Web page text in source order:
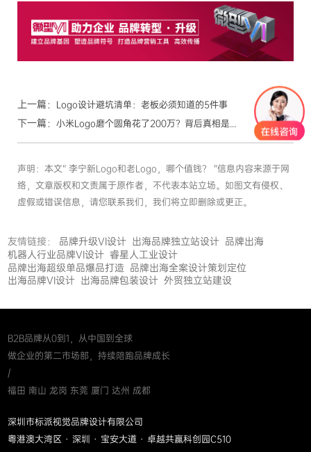
上一篇： Logo设计避坑清单：老板必须知道的5件事
下一篇： 小米Logo磨个圆角花了200万？背后真相是...
声明：本文“ 李宁新Logo和老Logo，哪个值钱？ ”信息内容来源于网
络，文章版权和文责属于原作者，不代表本站立场。如图文有侵权、
虚假或错误信息，请您联系我们，我们将立即删除或更正。
友情链接： 品牌升级VI设计 出海品牌独立站设计 品牌出海
机器人行业品牌VI设计 睿星人工业设计
品牌出海超级单品爆品打造 品牌出海全案设计策划定位
出海品牌VI设计 出海品牌包装设计 外贸独立站建设
B2B品牌从0到1，从中国到全球
做企业的第二市场部，持续陪跑品牌成长
/
福田 南山 龙岗 东莞 厦门 达州 成都
深圳市标派视觉品牌设计有限公司
粤港澳大湾区 · 深圳 · 宝安大道 · 卓越共赢科创园C510